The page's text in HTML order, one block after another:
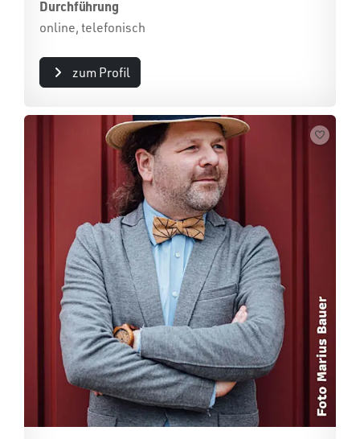
Durchführung
online, telefonisch
zum Profil